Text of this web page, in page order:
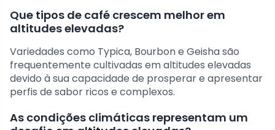
Que tipos de café crescem melhor em
altitudes elevadas?
Variedades como Typica, Bourbon e Geisha são
frequentemente cultivadas em altitudes elevadas
devido à sua capacidade de prosperar e apresentar
perfis de sabor ricos e complexos.
As condições climáticas representam um